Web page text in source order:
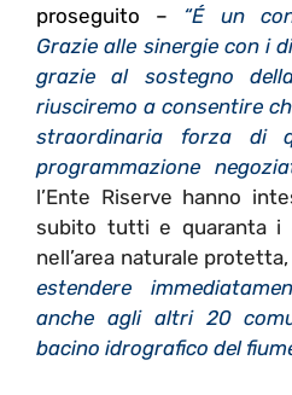
proseguito – “É un
Grazie alle sinergie con i
grazie al sostegno
riusciremo a consentire
straordinaria forza di
programmazione
l’Ente Riserve hanno
subito tutti e quaranta i
nell’area naturale protetta,
estendere
anche agli altri 20
bacino idrografico del